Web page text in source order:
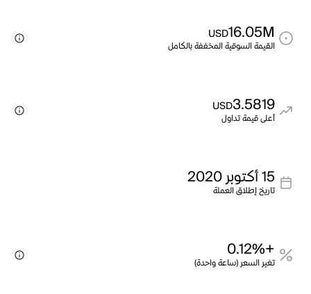
16.05M
USD
القيمة السوقية المخففة بالكامل
3.5819
USD
أعلى قيمة تداول
15 أكتوبر 2020
تاريخ إطلاق العملة
+0.12%
تغير السعر (ساعة واحدة)